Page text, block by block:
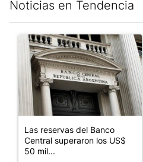
Noticias en Tendencia
Un artículo de tendencia con
Las reservas del Banco
Central superaron los US$
50 mil...